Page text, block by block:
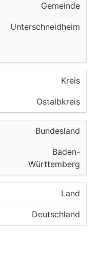
Gemeinde
Unterschneidheim
Kreis
Ostalbkreis
Bundesland
Baden-
Württemberg
Land
Deutschland